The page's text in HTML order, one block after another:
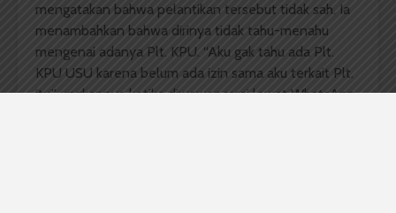
mengatakan bahwa pelantikan tersebut tidak sah. Ia
menambahkan bahwa dirinya tidak tahu-menahu
mengenai adanya Plt. KPU. “Aku gak tahu ada Plt.
KPU USU karena belum ada izin sama aku terkait Plt.
itu,” ungkapnya ketika diwawancarai lewat WhatsApp.